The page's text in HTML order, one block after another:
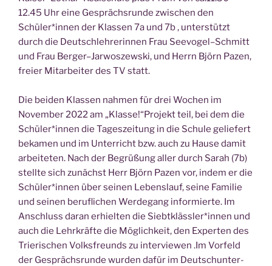
12.45 Uhr eine Gesprächs­run­de zwi­schen den
Schüler*innen der Klas­sen 7a und 7b , unter­stützt
durch die Deutsch­leh­re­rin­nen Frau Seevogel–Schmitt
und Frau Berger–Jarwoszewski, und Herrn Björn Pazen,
frei­er Mit­ar­bei­ter des TV statt.
Die bei­den Klas­sen nah­men für drei Wochen im
Novem­ber 2022 am „Klasse!“Projekt teil, bei dem die
Schüler*innen die Tages­zei­tung in die Schu­le gelie­fert
beka­men und im Unter­richt bzw. auch zu Hau­se damit
arbei­te­ten. Nach der Begrü­ßung aller durch Sarah (7b)
stell­te sich zunächst Herr Björn Pazen vor, indem er die
Schüler*innen über sei­nen Lebens­lauf, sei­ne Fami­lie
und sei­nen beruf­li­chen Wer­de­gang infor­mier­te. Im
Anschluss dar­an erhiel­ten die Siebtklässler*innen und
auch die Lehr­kräf­te die Mög­lich­keit, den Exper­ten des
Trie­ri­schen Volks­freunds zu inter­view­en .Im Vor­feld
der Gesprächs­run­de wur­den dafür im Deutsch­un­ter­